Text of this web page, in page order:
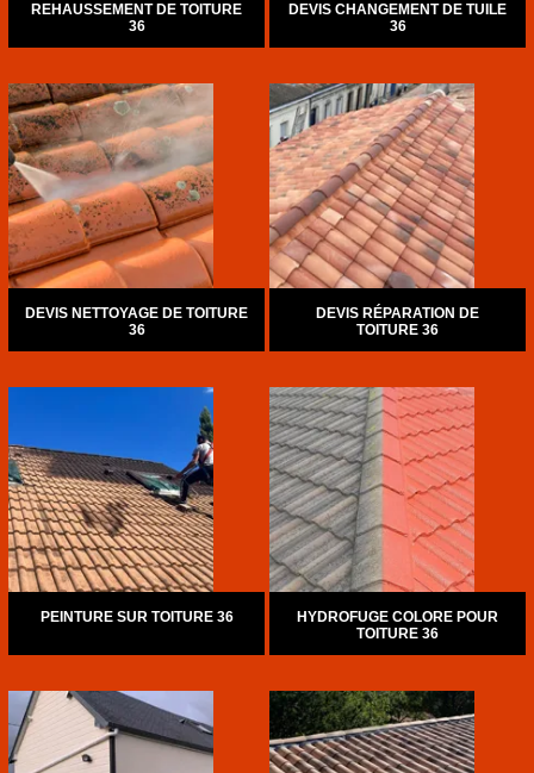
REHAUSSEMENT DE TOITURE
36
DEVIS CHANGEMENT DE TUILE
36
DEVIS NETTOYAGE DE TOITURE
36
DEVIS RÉPARATION DE
TOITURE 36
PEINTURE SUR TOITURE 36
HYDROFUGE COLORE POUR
TOITURE 36